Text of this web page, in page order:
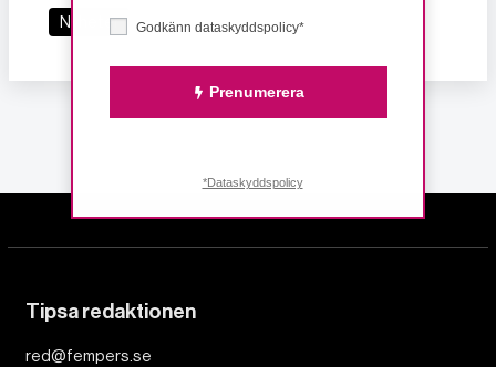
Nyheter
Tipsa redaktionen
red@fempers.se
Godkänn dataskyddspolicy*
Prenumerera
*Dataskyddspolicy